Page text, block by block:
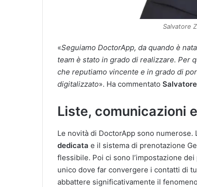
Salvatore
«Seguiamo DoctorApp, da quando è
team è stato in grado di realizzare. Per
che reputiamo vincente e in grado di
digitalizzato». Ha commentato
Liste, comunicazioni
Le novità di DoctorApp sono
dedicata e il sistema di prenotazione
flessibile. Poi ci sono l’impostazione dei
unico dove far convergere i contatti di
abbattere significativamente il